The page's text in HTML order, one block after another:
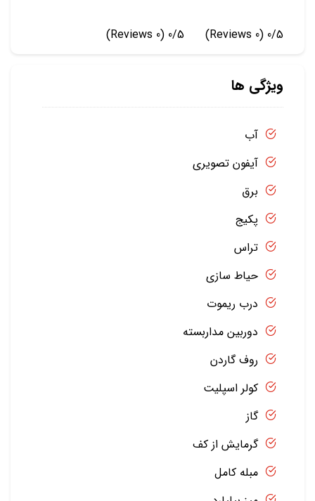
0/5
(0 Reviews)
0/5
(0 Reviews)
ویژگی ها
آب
آیفون تصویری
برق
پکیج
تراس
حیاط سازی
درب ریموت
دوربین مداربسته
روف گاردن
کولر اسپلیت
گاز
گرمایش از کف
مبله کامل